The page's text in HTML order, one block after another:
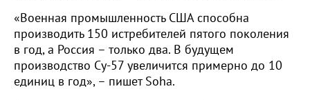
«Военная промышленность США способна
производить 150 истребителей пятого поколения
в год, а Россия – только два. В будущем
производство Су-57 увеличится примерно до 10
единиц в год», – пишет Soha.